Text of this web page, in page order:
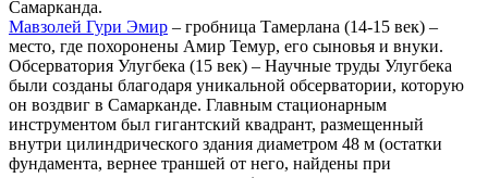
Самарканда.
Мавзолей Гури Эмир – гробница Тамерлана (14-15 век) –
место, где похоронены Амир Темур, его сыновья и внуки.
Обсерватория Улугбека (15 век) – Научные труды Улугбека
были созданы благодаря уникальной обсерватории, которую
он воздвиг в Самарканде. Главным стационарным
инструментом был гигантский квадрант, размещенный
внутри цилиндрического здания диаметром 48 м (остатки
фундамента, вернее траншей от него, найдены при